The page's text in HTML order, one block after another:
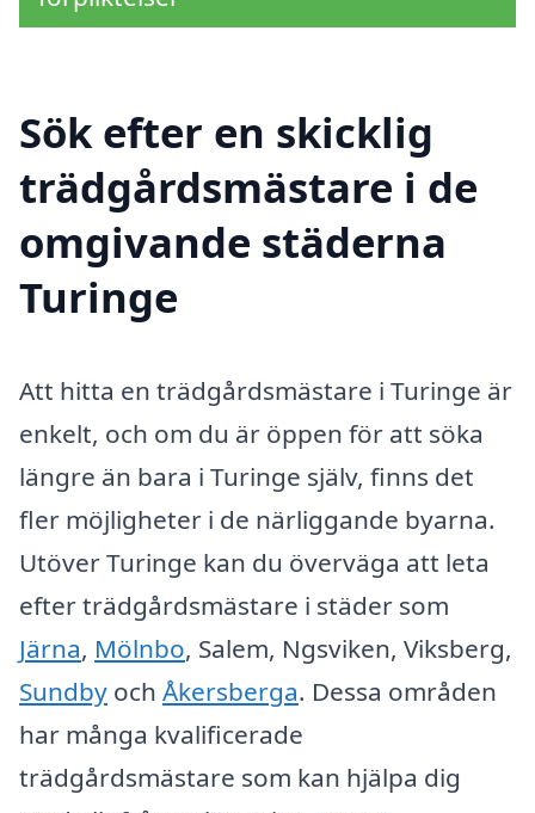
Sök efter en skicklig
trädgårdsmästare i de
omgivande städerna
Turinge
Att hitta en trädgårdsmästare i Turinge är
enkelt, och om du är öppen för att söka
längre än bara i Turinge själv, finns det
fler möjligheter i de närliggande byarna.
Utöver Turinge kan du överväga att leta
efter trädgårdsmästare i städer som
Järna, Mölnbo, Salem, Ngsviken, Viksberg,
Sundby och Åkersberga. Dessa områden
har många kvalificerade
trädgårdsmästare som kan hjälpa dig